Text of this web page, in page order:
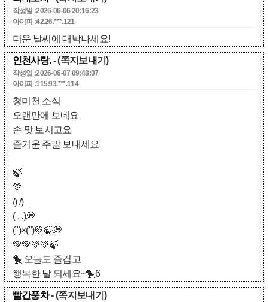
작성일 :2026-06-06 20:16:23
아이피 :42.26.***.121
더운 날씨에 대박나세요!
인천사랑.- (쪽지보내기)
작성일 :2026-06-07 09:48:07
아이피 :115.93.***.114
청미천 소식
오랜만에 보네요
손 맛 보시고요
즐거운 주말 보내세요
🍃
💚
/) /)
( . .)💭
(")×(")💚🍃💭
💚💚💚💚🍃
🐤 오늘도 즐겁고
행복한 날 되세요~🐤6
빨간풍차- (쪽지보내기)